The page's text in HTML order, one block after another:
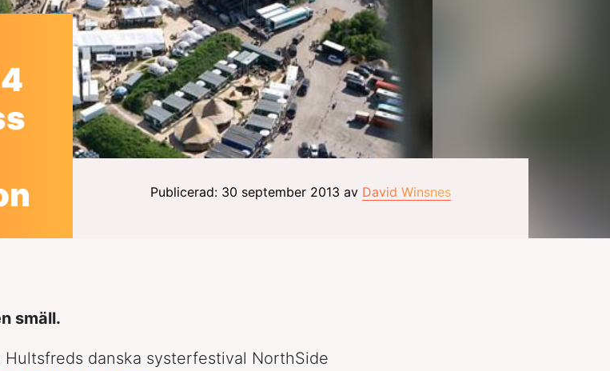
Publicerad: 30 september 2013 av David Winsnes
smäll.
danska systerfestival NorthSide